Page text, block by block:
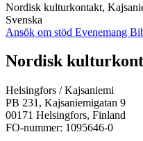
Nordisk kulturkontakt,
Svenska
Ansök om stöd Evenemang
Facebook:
Öppnas
en
ny
flik
Instagram:
Öppnas
en
ny
flik
TikTok:
Öppnas
en
ny
flik
Youtube:
Öppnas
en
ny
flik
Vimeo:
Öppnas
en
ny
flik
Nordisk
Helsingfors / Kajsaniemi
PB 231, Kajsaniemigatan 9
00171 Helsingfors, Finland
FO-nummer: 1095646-0